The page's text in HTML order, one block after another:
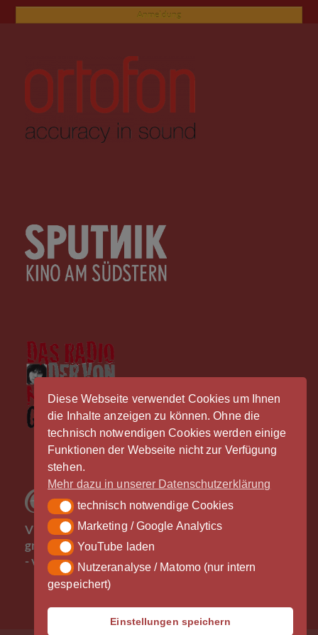
Diese Webseite verwendet Cookies um Ihnen
die Inhalte anzeigen zu können. Ohne die
technisch notwendigen Cookies werden einige
Funktionen der Webseite nicht zur Verfügung
stehen.
Mehr dazu in unserer Datenschutzerklärung
technisch notwendige Cookies
technisch notwendige Cookies
Marketing / Google Analytics
Marketing / Google Analytics
YouTube laden
YouTube laden
Nutzeranalyse / Matomo (nur intern gespeichert)
Nutzeranalyse / Matomo (nur intern
gespeichert)
Einstellungen speichern
Anmeldung
Vinylrausch wäre nicht möglich ohne die
großzügige Unterstützung durch unsere Partner
- vielen Dank!